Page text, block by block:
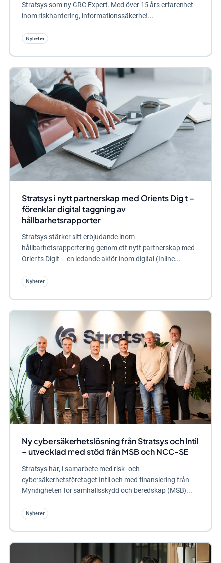
Stratsys som ny GRC Expert. Med över 15 års erfarenhet
inom riskhantering, informationssäkerhet...
Nyheter
Stratsys i nytt partnerskap med Orients Digit –
förenklar digital taggning av
hållbarhetsrapporter
Stratsys stärker sitt erbjudande inom
hållbarhetsrapportering genom ett nytt partnerskap med
Orients Digit – en ledande aktör inom digital (Inline...
Nyheter
Ny cybersäkerhetslösning från Stratsys och Intil
– utvecklad med stöd från MSB och NCC-SE
Stratsys har, i samarbete med risk- och
cybersäkerhetsföretaget Intil och med finansiering från
Myndigheten för samhällsskydd och beredskap (MSB)...
Nyheter